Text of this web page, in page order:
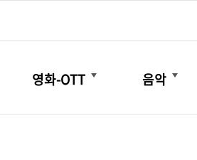
영화-OTT
더보기
음악
더보기